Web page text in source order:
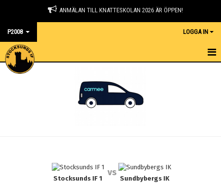
ANMÄLAN TILL KNATTESKOLAN 2026 ÄR ÖPPEN!
P2008 LOGGA IN
HEM
Stocksunds IF 1
vs
Sundbybergs IK